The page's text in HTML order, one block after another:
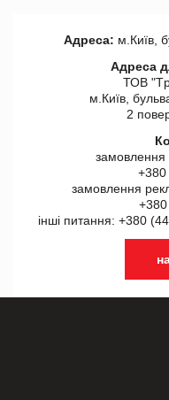
Адреса: м.Київ,
Адреса
ТОВ
м.Київ,
2
замовлення
+380
замовлення
інші питання: +380